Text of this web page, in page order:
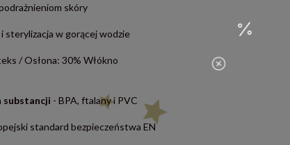
skóry
sterylizacja w gorącej wodzie
/ Osłona: 30% Włókno
substancji - BPA, ftalany i PVC
standard bezpieczeństwa EN